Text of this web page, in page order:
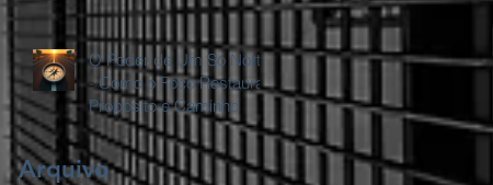
O Poder de Um Só Norte
- Como o Foco Restaura
Propósito e Caminho
Arquivo